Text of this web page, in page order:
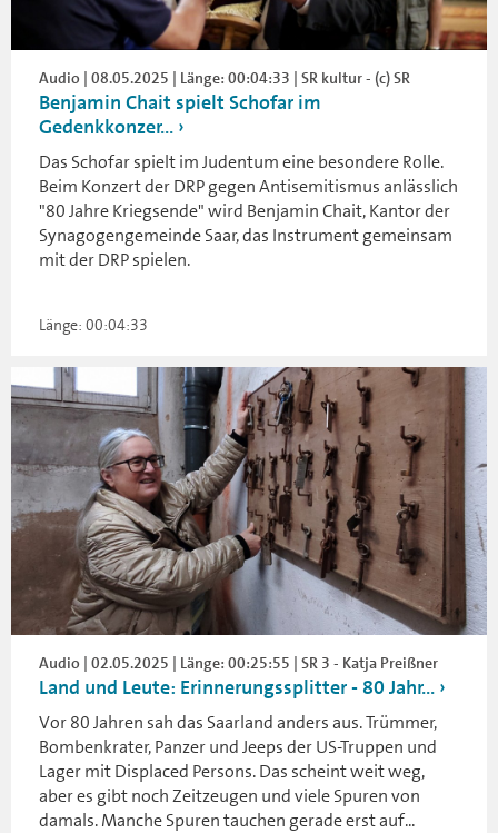
Audio | 08.05.2025 | Länge: 00:04:33 | SR kultur - (c) SR
Benjamin Chait spielt Schofar im
Gedenkkonzer...
Das Schofar spielt im Judentum eine besondere Rolle.
Beim Konzert der DRP gegen Antisemitismus anlässlich
"80 Jahre Kriegsende" wird Benjamin Chait, Kantor der
Synagogengemeinde Saar, das Instrument gemeinsam
mit der DRP spielen.
Länge: 00:04:33
Audio | 02.05.2025 | Länge: 00:25:55 | SR 3 - Katja Preißner
Land und Leute: Erinnerungssplitter - 80 Jahr...
Vor 80 Jahren sah das Saarland anders aus. Trümmer,
Bombenkrater, Panzer und Jeeps der US-Truppen und
Lager mit Displaced Persons. Das scheint weit weg,
aber es gibt noch Zeitzeugen und viele Spuren von
damals. Manche Spuren tauchen gerade erst auf...